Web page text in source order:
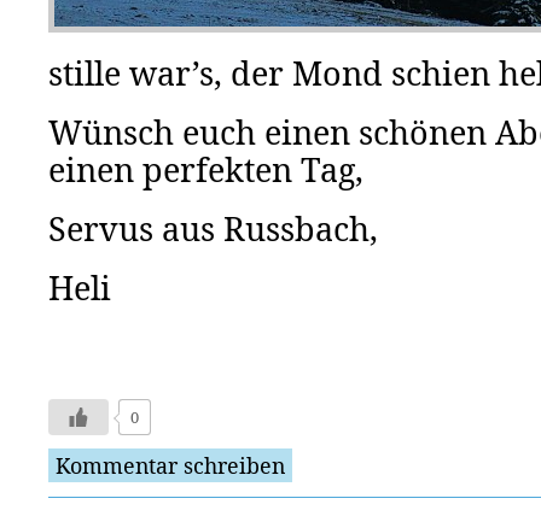
stille war’s, der Mond schien
Wünsch euch einen schönen
einen perfekten Tag,
Servus aus Russbach,
Heli
0
Kommentar schreiben